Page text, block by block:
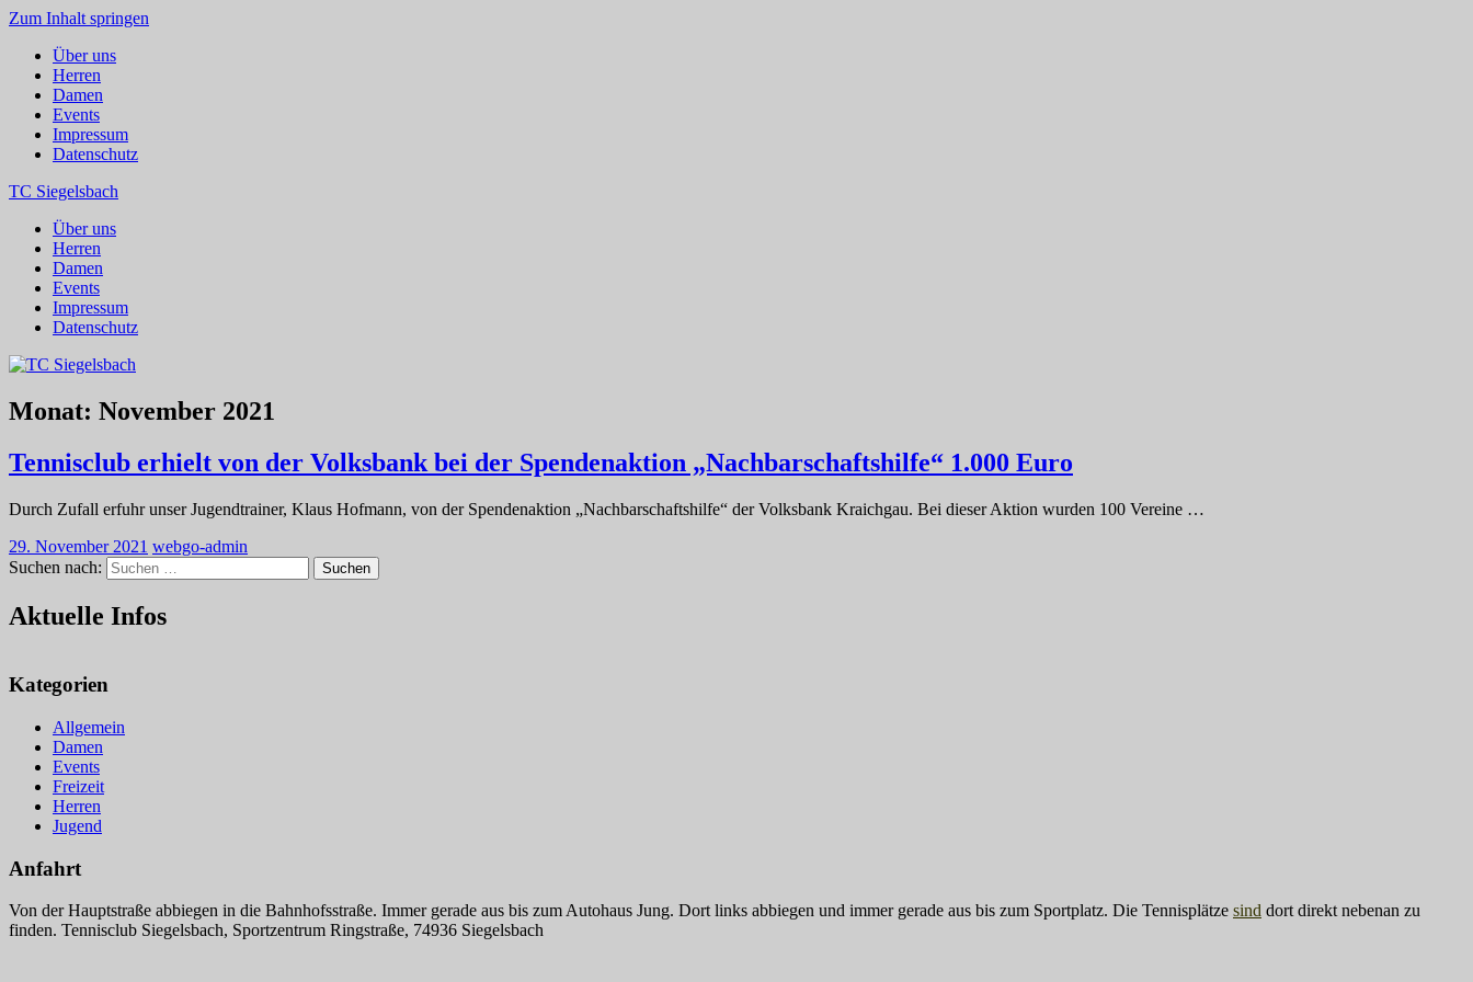
Zum Inhalt springen
Über uns
Herren
Damen
Events
Impressum
Datenschutz
TC Siegelsbach
Über uns
Herren
Damen
Events
Impressum
Datenschutz
Monat: November 2021
Tennisclub erhielt von der Volksbank bei der Spendenaktion „Nachbarschaftshilfe“ 1.000 Euro
Durch Zufall erfuhr unser Jugendtrainer, Klaus Hofmann, von der Spendenaktion „Nachbarschaftshilfe“ der Volksbank Kraichgau. Bei dieser Aktion wurden 100 Vereine …
29. November 2021 webgo-admin
Suchen nach:
Suchen
Aktuelle Infos
Kategorien
Allgemein
Damen
Events
Freizeit
Herren
Jugend
Anfahrt
Von der Hauptstraße abbiegen in die Bahnhofsstraße. Immer gerade aus bis zum Autohaus Jung. Dort links abbiegen und immer gerade aus bis zum Sportplatz. Die Tennisplätze sind dort direkt nebenan zu
finden. Tennisclub Siegelsbach, Sportzentrum Ringstraße, 74936 Siegelsbach